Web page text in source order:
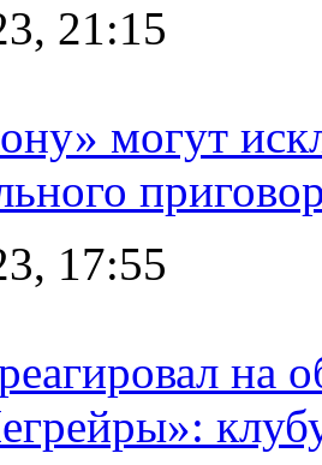
21:15
могут
17:55
на